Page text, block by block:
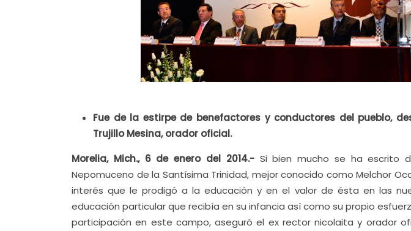
Fue de la estirpe de benefactores y conductores del pueblo,
Trujillo Mesina, orador oficial.
Morelia, Mich., 6 de enero del 2014.-Si bien mucho se ha escrito
Nepomuceno de la Santísima Trinidad, mejor conocido como Melchor
interés que le prodigó a la educación y en el valor de ésta en las
educación particular que recibía en su infancia así como su propio
participación en este campo, aseguró el ex rector nicolaita y orador